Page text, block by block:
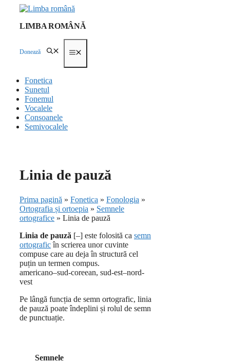
contentLIMBA ROMÂNĂ
Donează
Fonetica
Sunetul
Fonemul
Vocalele
Consoanele
Semivocalele
Linia de pauză
Prima pagină » Fonetica » Fonologia »
Ortografia și ortoepia » Semnele
ortografice » Linia de pauză
Linia de pauză [‒] este folosită ca semn
ortograficîn scrierea unor cuvinte
compuse care au deja în structură cel
puțin un termen compus.
americano‒sud-coreean, sud-est‒nord-
vest
Pe lângă funcția de semn ortografic, linia
de pauză poate îndeplini și rolul de semn
de punctuație.
Semnele